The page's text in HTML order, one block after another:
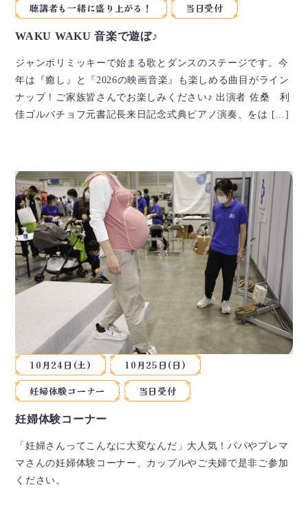
聴講者も一緒に盛り上がる！
当日受付
WAKU WAKU 音楽で遊ぼ♪
ジャンボリミッキーで始まる歌とダンスのステージです。今
年は『癒し』と『2026の映画音楽』も楽しめる曲目がライン
ナップ！ご家族皆さんでお楽しみください♪ 出演者 佐桑 利
佳ゴルバチョフ元書記長来日記念式典ピアノ演奏、をは […]
10月24日(土)
10月25日(日)
妊婦体験コーナー
当日受付
妊婦体験コーナー
「妊婦さんってこんなに大変なんだ」大人気！パパやプレマ
マさんの妊婦体験コーナー、カップルやご夫婦で是非ご参加
ください。